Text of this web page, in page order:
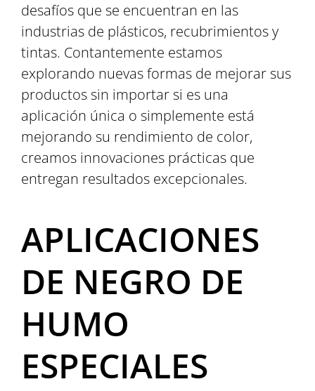
desafíos que se encuentran en las
industrias de plásticos, recubrimientos y
tintas. Contantemente estamos
explorando nuevas formas de mejorar sus
productos sin importar si es una
aplicación única o simplemente está
mejorando su rendimiento de color,
creamos innovaciones prácticas que
entregan resultados excepcionales.
APLICACIONES
DE NEGRO DE
HUMO
ESPECIALES